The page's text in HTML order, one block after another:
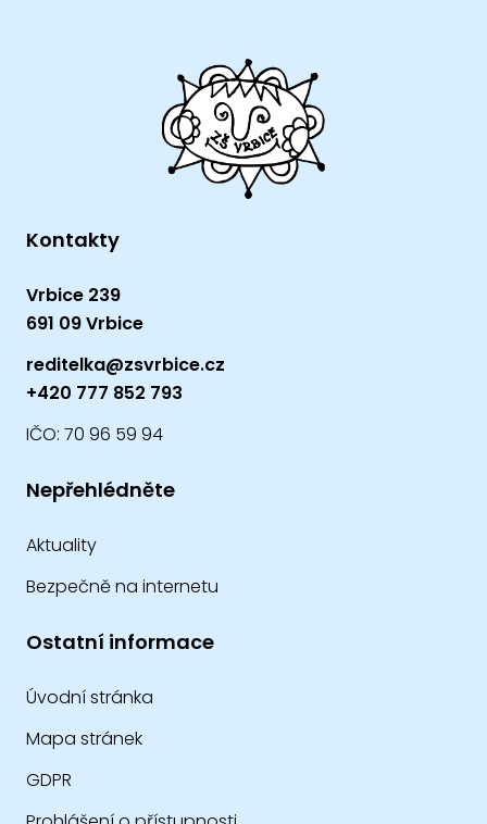
Kontakty
Vrbice 239
691 09 Vrbice
reditelka@zsvrbice.cz
+420 777 852 793
IČO: 70 96 59 94
Nepřehlédněte
Aktuality
Bezpečně na internetu
Ostatní informace
Úvodní stránka
Mapa stránek
GDPR